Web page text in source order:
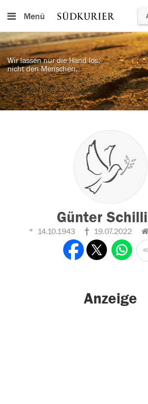
Menü
Wir lassen nur die Hand los,
nicht den Menschen.
Günter
14.10.1943 19.07.2022
Anzeige